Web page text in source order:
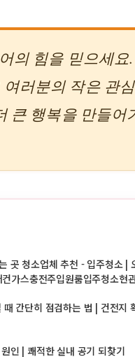
의 힘을 믿으세
러분의 작은 관
큰 행복을 만들어
곳 청소업체 추천 - 입주청소 |
가스충전주입원룸입주청소현
때 간단히 점검하는 법 | 건전지
인 | 쾌적한 실내 공기 되찾기